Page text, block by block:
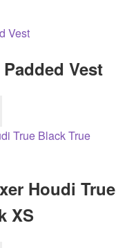
Vest
Houdi True
XS